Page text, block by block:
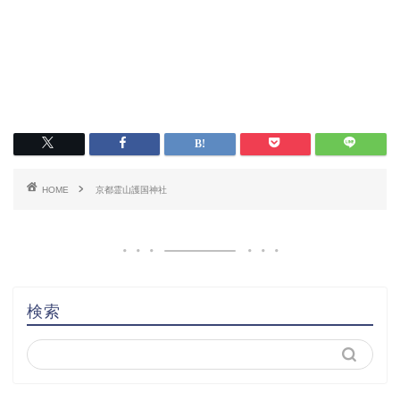
HOME 京都霊山護国神社
検索